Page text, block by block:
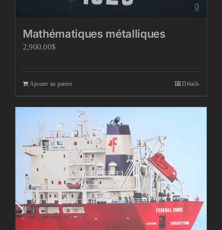
Mathématiques métalliques
2,900.00$
Ajouter au panier Détails